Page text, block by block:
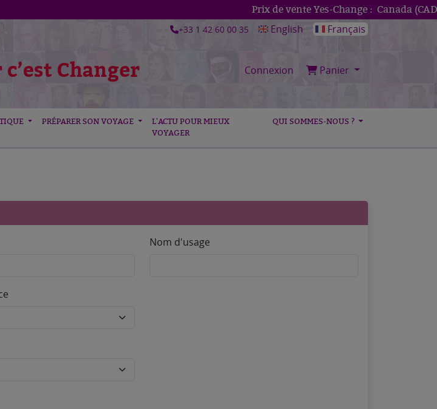
Prix de vente Yes-Change : Canada (CAD)
+33 1 42 60 00 35
English Français
Changer Connexion Panier
PRÉPARER SON VOYAGE
L'ACTU POUR MIEUX
VOYAGER
QUI SOMMES-NOUS ?
Nom d'usage